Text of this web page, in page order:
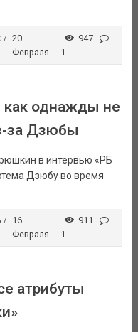
/
20
Февраля
947
1
как однажды не
за Дзюбы
в интервью «РБ
Дзюбу во время
/
16
Февраля
911
1
атрибуты